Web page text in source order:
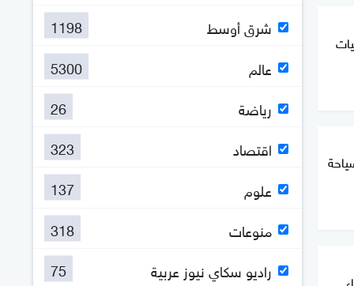
شرق أوسط
1198
عالم
5300
رياضة
26
اقتصاد
323
علوم
137
منوعات
318
راديو سكاي نيوز عربية
75